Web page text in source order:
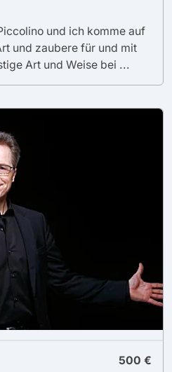
und ich komme auf
und zaubere für und mit
Art und Weise bei ...
500 €